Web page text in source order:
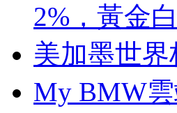
2%，黃金
美加墨世
My BMW